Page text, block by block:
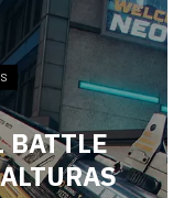
BATTLE